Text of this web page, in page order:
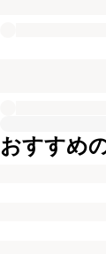
おすすめ